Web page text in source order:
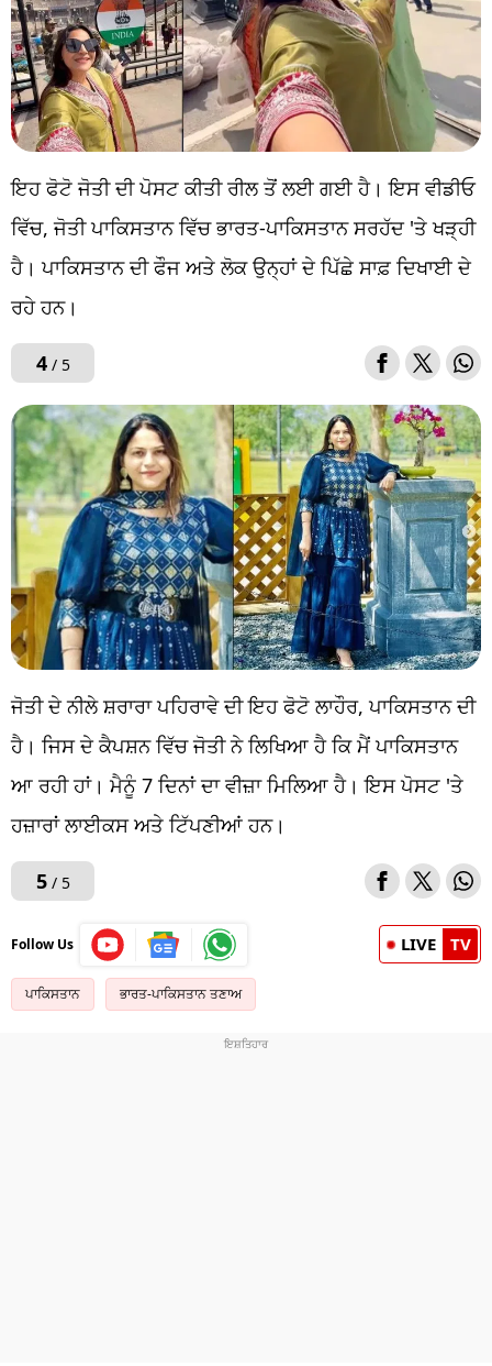
ਇਹ ਫੋਟੋ ਜੋਤੀ ਦੀ ਪੋਸਟ ਕੀਤੀ ਰੀਲ ਤੋਂ ਲਈ ਗਈ ਹੈ। ਇਸ ਵੀਡੀਓ
ਵਿੱਚ, ਜੋਤੀ ਪਾਕਿਸਤਾਨ ਵਿੱਚ ਭਾਰਤ-ਪਾਕਿਸਤਾਨ ਸਰਹੱਦ 'ਤੇ ਖੜ੍ਹੀ
ਹੈ। ਪਾਕਿਸਤਾਨ ਦੀ ਫੌਜ ਅਤੇ ਲੋਕ ਉਨ੍ਹਾਂ ਦੇ ਪਿੱਛੇ ਸਾਫ਼ ਦਿਖਾਈ ਦੇ
ਰਹੇ ਹਨ।
4/ 5
ਜੋਤੀ ਦੇ ਨੀਲੇ ਸ਼ਰਾਰਾ ਪਹਿਰਾਵੇ ਦੀ ਇਹ ਫੋਟੋ ਲਾਹੌਰ, ਪਾਕਿਸਤਾਨ ਦੀ
ਹੈ। ਜਿਸ ਦੇ ਕੈਪਸ਼ਨ ਵਿੱਚ ਜੋਤੀ ਨੇ ਲਿਖਿਆ ਹੈ ਕਿ ਮੈਂ ਪਾਕਿਸਤਾਨ
ਆ ਰਹੀ ਹਾਂ। ਮੈਨੂੰ 7 ਦਿਨਾਂ ਦਾ ਵੀਜ਼ਾ ਮਿਲਿਆ ਹੈ। ਇਸ ਪੋਸਟ 'ਤੇ
ਹਜ਼ਾਰਾਂ ਲਾਈਕਸ ਅਤੇ ਟਿੱਪਣੀਆਂ ਹਨ।
5/ 5
Follow Us LIVE TV
ਪਾਕਿਸਤਾਨ ਭਾਰਤ-ਪਾਕਿਸਤਾਨ ਤਣਾਅ